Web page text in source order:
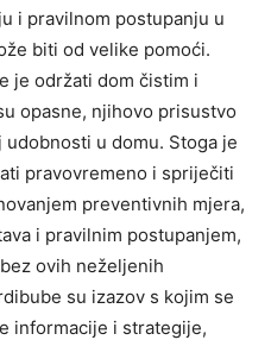
i pravilnom postupanju u
biti od velike pomoći.
je održati dom čistim i
opasne, njihovo prisustvo
u domu. Stoga je
pravovremeno i spriječiti
preventivnih mjera,
i pravilnim postupanjem,
ovih neželjenih
su izazov s kojim se
informacije i strategije,